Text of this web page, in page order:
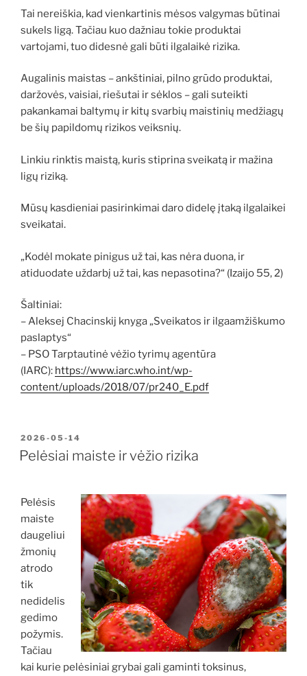
Tai nereiškia, kad vienkartinis mėsos valgymas būtinai
sukels ligą. Tačiau kuo dažniau tokie produktai
vartojami, tuo didesnė gali būti ilgalaikė rizika.
Augalinis maistas – ankštiniai, pilno grūdo produktai,
daržovės, vaisiai, riešutai ir sėklos – gali suteikti
pakankamai baltymų ir kitų svarbių maistinių medžiagų
be šių papildomų rizikos veiksnių.
Linkiu rinktis maistą, kuris stiprina sveikatą ir mažina
ligų riziką.
Mūsų kasdieniai pasirinkimai daro didelę įtaką ilgalaikei
sveikatai.
„Kodėl mokate pinigus už tai, kas nėra duona, ir
atiduodate uždarbį už tai, kas nepasotina?“ (Izaijo 55, 2)
Šaltiniai:
– Aleksej Chacinskij knyga „Sveikatos ir ilgaamžiškumo
paslaptys“
– PSO Tarptautinė vėžio tyrimų agentūra
(IARC): https://www.iarc.who.int/wp-
content/uploads/2018/07/pr240_E.pdf
PASKELBTA
2026-05-14
Pelėsiai maiste ir vėžio rizika
Pelėsis
maiste
daugeliui
žmonių
atrodo
tik
nedidelis
gedimo
požymis.
Tačiau
kai kurie pelėsiniai grybai gali gaminti toksinus,